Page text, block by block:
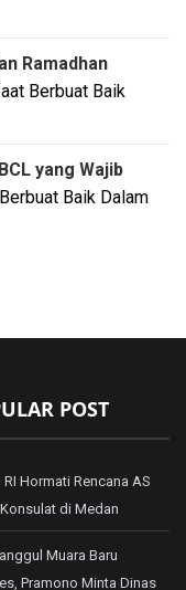
Ramadhan
Berbuat Baik
yang Wajib
Baik Dalam
POST
RI Hormati Rencana AS
di Medan
Muara Baru
Pramono Minta Dinas